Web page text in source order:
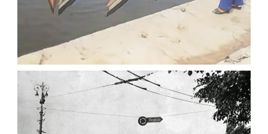
ФОТОГРАФІЇ ЖИТОМИРА 1982-1984 РОКІВ
Фото Житомир (1980-
1990)
Leave a comment